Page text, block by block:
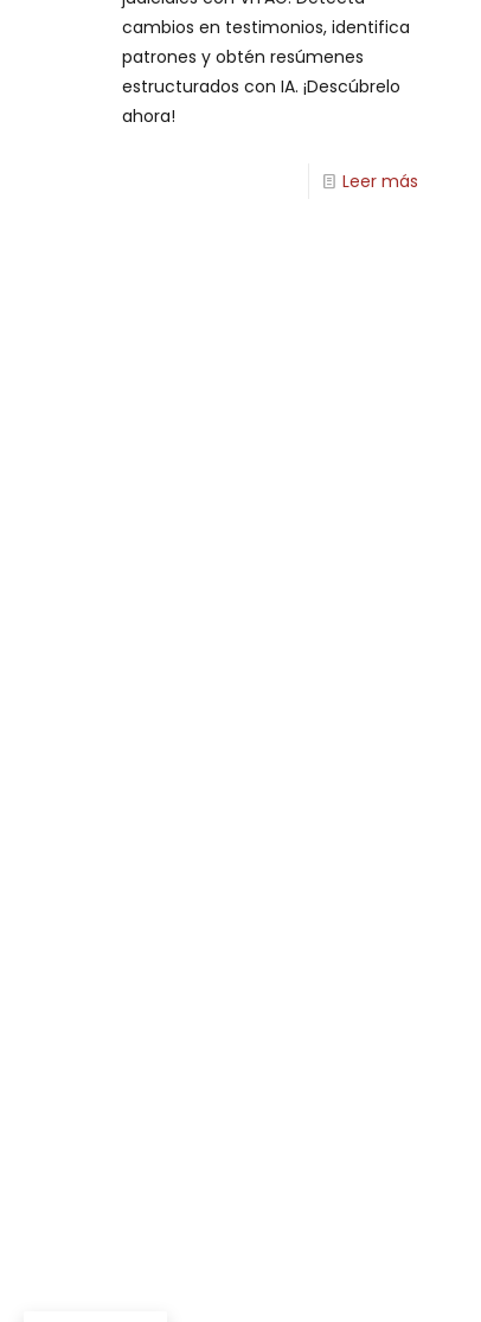
cambios en testimonios, identifica
patrones y obtén resúmenes
estructurados con IA. ¡Descúbrelo
ahora!
Leer más